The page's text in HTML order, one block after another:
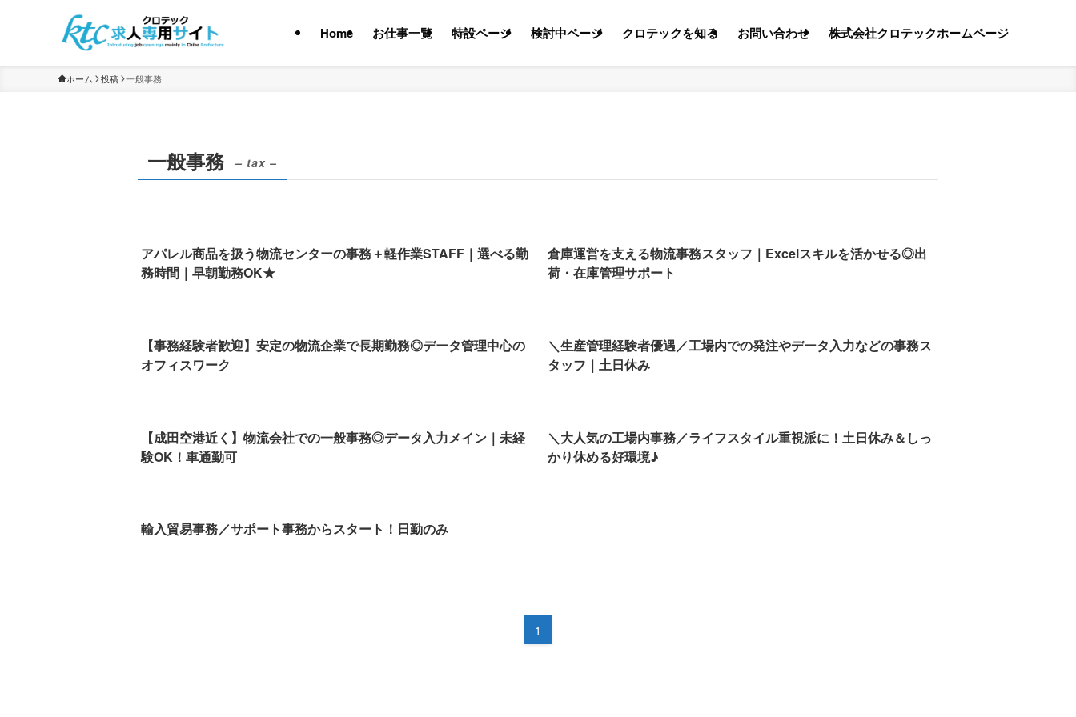
Home お仕事一覧 特設ページ 検討中ページ クロテックを知る お問い合わせ 株式会社クロテックホームページ
ホーム 投稿 一般事務
一般事務 – tax –
アパレル商品を扱う物流センターの事務＋軽作業STAFF｜選べる勤
務時間｜早朝勤務OK★
倉庫運営を支える物流事務スタッフ｜Excelスキルを活かせる◎出
荷・在庫管理サポート
【事務経験者歓迎】安定の物流企業で長期勤務◎データ管理中心の
オフィスワーク
＼生産管理経験者優遇／工場内での発注やデータ入力などの事務ス
タッフ｜土日休み
【成田空港近く】物流会社での一般事務◎データ入力メイン｜未経
験OK！車通勤可
＼大人気の工場内事務／ライフスタイル重視派に！土日休み＆しっ
かり休める好環境♪
輸入貿易事務／サポート事務からスタート！日勤のみ
1